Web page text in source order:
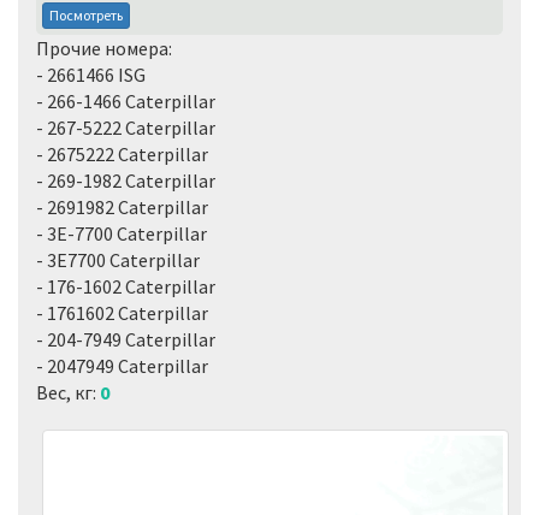
Посмотреть
Прочие номера:
- 2661466 ISG
- 266-1466 Caterpillar
- 267-5222 Caterpillar
- 2675222 Caterpillar
- 269-1982 Caterpillar
- 2691982 Caterpillar
- 3E-7700 Caterpillar
- 3E7700 Caterpillar
- 176-1602 Caterpillar
- 1761602 Caterpillar
- 204-7949 Caterpillar
- 2047949 Caterpillar
Вес, кг: 0